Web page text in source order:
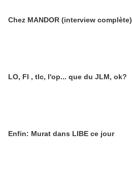
Chez MANDOR (interview complète)
LO, FI , tlc, l'op... que du JLM, ok?
Enfin: Murat dans LIBE ce jour